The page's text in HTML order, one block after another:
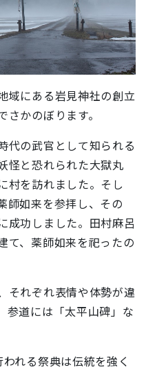
域にある岩見神社の創立
かのぼります。
代の武官として知られる
怪と恐れられた大獄丸
村を訪れました。そし
師如来を参拝し、その
成功しました。田村麻呂
て、薬師如来を祀ったの
それぞれ表情や体勢が違
参道には「太平山碑」な
れる祭典は伝統を強く